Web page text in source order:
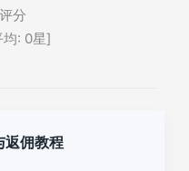
分
: 0星]
返佣教程